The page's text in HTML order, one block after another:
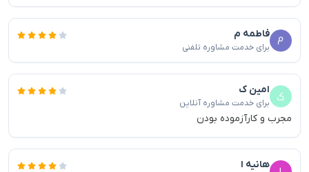
فاطمه م
برای خدمت مشاوره تلفنی
امین ک
برای خدمت مشاوره آنلاین
مجرب و کارآزموده بودن
هانیه ا